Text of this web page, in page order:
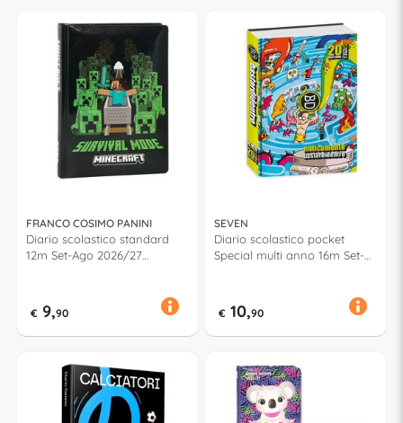
FRANCO COSIMO PANINI
Diario scolastico standard
12m Set-Ago 2026/27
€ 9,90
SEVEN
Diario scolastico pocket
Special multi anno 16m Set-
€ 10,90